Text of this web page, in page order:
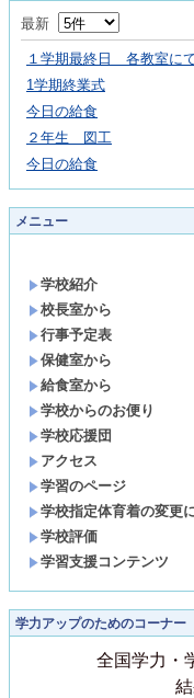
最新
１学期最終日 各教室に
1学期終業式
今日の給食
２年生 図工
今日の給食
メニュー
学校紹介
校長室から
行事予定表
保健室から
給食室から
学校からのお便り
学校応援団
アクセス
学習のページ
学校指定体育着の変更
学校評価
学習支援コンテンツ
学力アップのためのコーナー
全国学力・